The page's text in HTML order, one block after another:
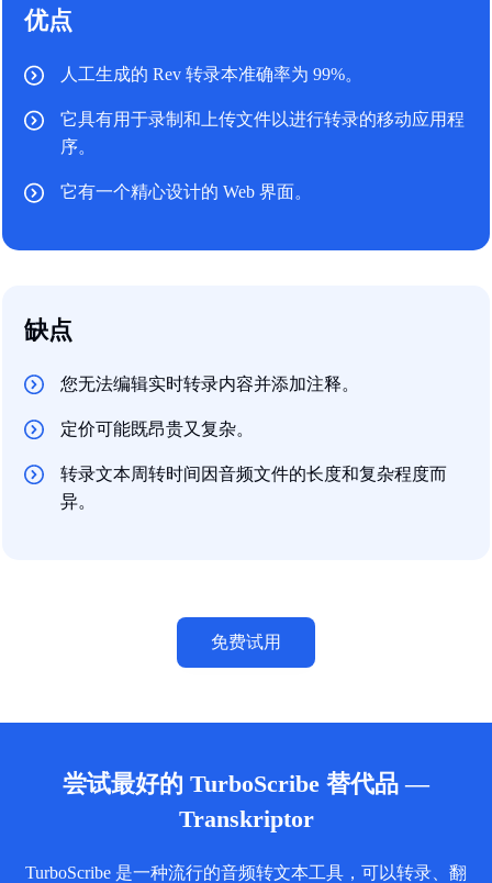
优点
人工生成的 Rev 转录本准确率为 99%。
它具有用于录制和上传文件以进行转录的移动应用程
序。
它有一个精心设计的 Web 界面。
缺点
您无法编辑实时转录内容并添加注释。
定价可能既昂贵又复杂。
转录文本周转时间因音频文件的长度和复杂程度而
异。
免费试用
尝试最好的 TurboScribe 替代品 —
Transkriptor
TurboScribe 是一种流行的音频转文本工具，可以转录、翻